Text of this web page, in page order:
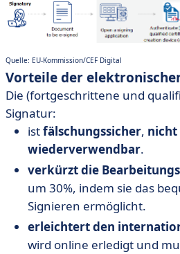
Quelle: EU-Kommission/CEF Digital
Vorteile der
Die (fortgeschrittene und
Signatur:
istfälschungssicher,
wiederverwendbar.
verkürzt die
um 30%, indem sie das
Signieren ermöglicht.
erleichtert den
wird online erledigt und